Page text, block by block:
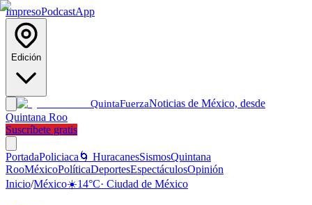
ImpresoPodcastApp
Edición
QuintaFuerzaNoticias de México, desde
Quintana Roo
Suscríbete gratis
PortadaPoliciaca 🌀 HuracanesSismosQuintana
RooMéxicoPolíticaDeportesEspectáculosOpinión
Inicio/México☀️14°C· Ciudad de México